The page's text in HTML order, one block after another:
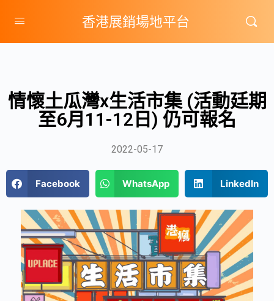
香港展銷場地平台
情懷土瓜灣x生活市集 (活動廷期
至6月11-12日) 仍可報名
2022-05-17
Facebook WhatsApp LinkedIn